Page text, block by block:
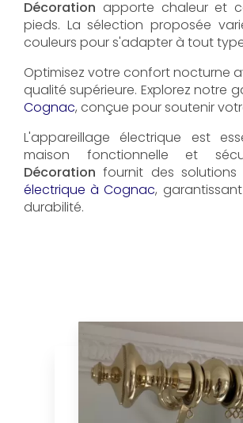
Décoration apporte chaleur et
pieds. La sélection proposée
couleurs pour s'adapter à tout
Optimisez votre confort nocturne
qualité supérieure. Explorez notre
Cognac, conçue pour soutenir
L'appareillage électrique est
maison fonctionnelle et
Décoration fournit des solutions
électrique à Cognac,
durabilité.